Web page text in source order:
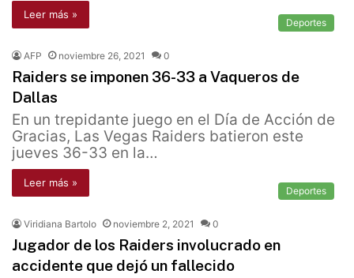
Leer más »
Deportes
AFP noviembre 26, 2021 0
Raiders se imponen 36-33 a Vaqueros de
Dallas
En un trepidante juego en el Día de Acción de
Gracias, Las Vegas Raiders batieron este
jueves 36-33 en la…
Leer más »
Deportes
Viridiana Bartolo noviembre 2, 2021 0
Jugador de los Raiders involucrado en
accidente que dejó un fallecido